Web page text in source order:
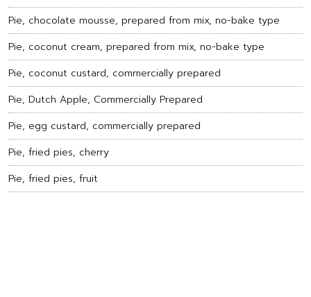
Pie, chocolate mousse, prepared from mix, no-bake type
Pie, coconut cream, prepared from mix, no-bake type
Pie, coconut custard, commercially prepared
Pie, Dutch Apple, Commercially Prepared
Pie, egg custard, commercially prepared
Pie, fried pies, cherry
Pie, fried pies, fruit